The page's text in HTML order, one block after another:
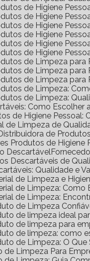
de Higiene
de Higiene
de Higiene
de Higiene
de Higiene
de Higiene
de Limpeza para
de Limpeza
de Limpeza
de Limpeza:
de Limpeza:
Como
de Higiene
de Limpeza de
de
Produtos de
Descartável
Descartáveis de
Qualidade e
de Limpeza e
de Limpeza: Como
de Limpeza:
de Limpeza
de limpeza ideal
de limpeza para
de limpeza: como
de Limpeza: O Que
de Limpeza Para